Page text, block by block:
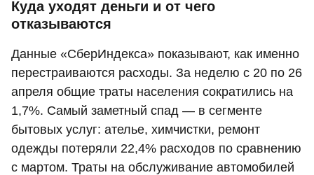
Куда уходят деньги и от чего
отказываются
Данные «СберИндекса» показывают, как именно
перестраиваются расходы. За неделю с 20 по 26
апреля общие траты населения сократились на
1,7%. Самый заметный спад — в сегменте
бытовых услуг: ателье, химчистки, ремонт
одежды потеряли 22,4% расходов по сравнению
с мартом. Траты на обслуживание автомобилей